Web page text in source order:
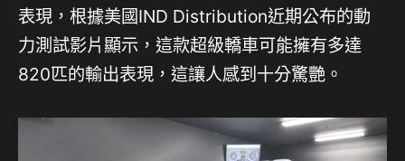
表現，根據美國IND Distribution近期公布的動
力測試影片顯示，這款超級轎車可能擁有多達
820匹的輸出表現，這讓人感到十分驚艷。